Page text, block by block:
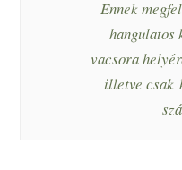
Ennek
hangulatos
vacsora
illetve csak